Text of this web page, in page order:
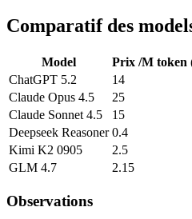
Comparatif des
Model Prix /M token
ChatGPT 5.2
14
Claude Opus 4.5
25
Claude Sonnet 4.5
15
Deepseek Reasoner 0.4
Kimi K2 0905
2.5
GLM 4.7
2.15
Observations